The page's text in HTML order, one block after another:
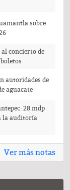
sobre
concierto de
autoridades de
aguacate
28 mdp
la auditoría
Ver más notas